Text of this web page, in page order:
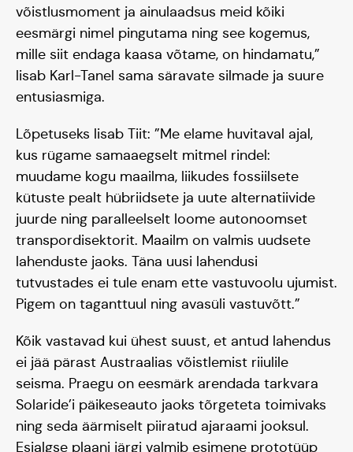
võistlusmoment ja ainulaadsus meid kõiki
eesmärgi nimel pingutama ning see kogemus,
mille siit endaga kaasa võtame, on hindamatu,”
lisab Karl-Tanel sama säravate silmade ja suure
entusiasmiga.
Lõpetuseks lisab Tiit: ”Me elame huvitaval ajal,
kus rügame samaaegselt mitmel rindel:
muudame kogu maailma, liikudes fossiilsete
kütuste pealt hübriidsete ja uute alternatiivide
juurde ning paralleelselt loome autonoomset
transpordisektorit. Maailm on valmis uudsete
lahenduste jaoks. Täna uusi lahendusi
tutvustades ei tule enam ette vastuvoolu ujumist.
Pigem on taganttuul ning avasüli vastuvõtt.”
Kõik vastavad kui ühest suust, et antud lahendus
ei jää pärast Austraalias võistlemist riiulile
seisma. Praegu on eesmärk arendada tarkvara
Solaride’i päikeseauto jaoks tõrgeteta toimivaks
ning seda äärmiselt piiratud ajaraami jooksul.
Esialgse plaani järgi valmib esimene prototüüp